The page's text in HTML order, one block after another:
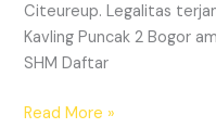
Citeureup. Legalitas
Kavling Puncak 2 Bogor
SHM Daftar
Read More »